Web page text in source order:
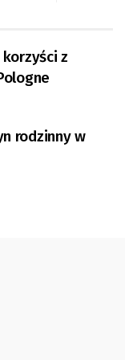
z
rodzinny w